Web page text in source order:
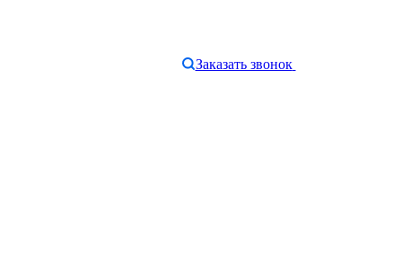
Заказать звонок